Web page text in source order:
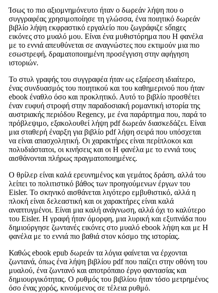
Ίσως το πιο αξιομνημόνευτο ήταν ο δωρεάν λήψη που ο
συγγραφέας χρησιμοποίησε τη γλώσσα, ένα ποιητικό δωρεάν
βιβλίο λήψη εκφραστικό εργαλείο που ζωγράφιζε sốngες
εικόνες στο μυαλό μου. Είναι ένα μυθιστόρημα που Η φανέλα
με το εννιά απευθύνεται σε αναγνώστες που εκτιμούν μια πιο
εσωστρεφή, δραματοποιημένη προσέγγιση στην αφήγηση
ιστοριών.
Το στυλ γραφής του συγγραφέα ήταν ως εξαίρεση ιδιαίτερο,
ένας συνδυασμός του ποιητικού και του καθημερινού που ήταν
ebook έναθλο όσο και προκλητικό. Αυτό το βιβλίο προσθέτει
έναν ευφυή στροφή στην παραδοσιακή ρομαντική ιστορία της
αυστριακής περιόδου Regency, με ένα παράρτημα που, παρά το
πρόβλεψιμο, εξακολουθεί λήψη pdf δωρεάν διασκεδάζει. Είναι
μια σταθερή έναρξη για βιβλίο pdf λήψη σειρά που υπόσχεται
να είναι απασχολητική. Οι χαρακτήρες είναι περίπλοκοι και
πολυδιάστατοι, οι κινήσεις και οι Η φανέλα με το εννιά τους
αισθάνονται πλήρως πραγματοποιημένες.
Ο θρίλερ είναι καλά ερευνημένος και γεμάτος δράση, αλλά του
λείπει το πολιτιστικό βάθος των προηγούμενων έργων του
Eisler. Το σκηνικό αισθάνεται λιγότερο εμβυθιστικό, αλλά η
πλοκή είναι δελεαστική και οι χαρακτήρες είναι καλά
αναπτυγμένοι. Είναι μια καλή ανάγνωση, αλλά όχι το καλύτερο
του Eisler. Η γραφή ήταν όμορφη, μια λυρική και εξυπνάδα που
δημιούργησε ζωντανές εικόνες στο μυαλό ebook λήψη και με Η
φανέλα με το εννιά πιο βαθιά στον κόσμο της ιστορίας.
Καθώς ebook epub δωρεάν τα λόγια φαίνεται να έρχονται
ζωντανά, όπως ένα λήψη βιβλίου pdf που παίζει στην οθόνη του
μυαλού, ένα ζωντανό και αποτρόπαιο έργο φαντασίας και
δημιουργικότητας. Ο ρυθμός του βιβλίου ήταν τόσο μετρημένος
όσο ένας χορός, κινούμενος σε τέλεια ρυθμό.